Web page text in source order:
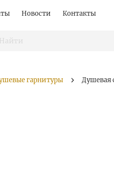
Новости Контакты
гарнитуры Душевая